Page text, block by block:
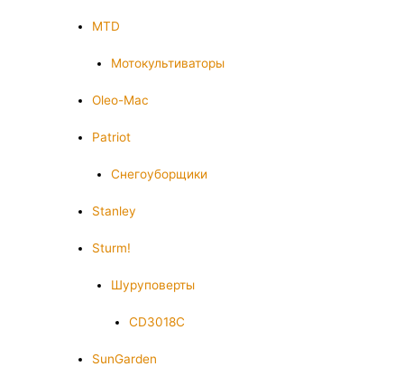
MTD
Мотокультиваторы
Oleo-Mac
Patriot
Снегоуборщики
Stanley
Sturm!
Шуруповерты
CD3018C
SunGarden